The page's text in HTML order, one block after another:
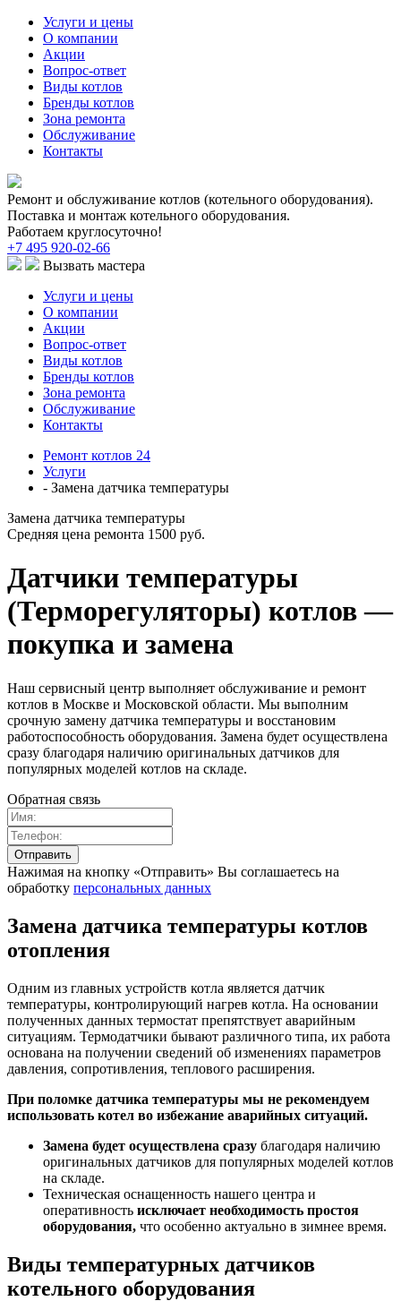
Услуги и цены
О компании
Акции
Вопрос-ответ
Виды котлов
Бренды котлов
Зона ремонта
Обслуживание
Контакты
Ремонт и обслуживание котлов (котельного оборудования).
Поставка и монтаж котельного оборудования.
Работаем круглосуточно!
+7 495 920-02-66
Вызвать мастера
Услуги и цены
О компании
Акции
Вопрос-ответ
Виды котлов
Бренды котлов
Зона ремонта
Обслуживание
Контакты
Ремонт котлов 24
Услуги
- Замена датчика температуры
Замена датчика температуры
Средняя цена ремонта 1500 руб.
Датчики температуры
(Терморегуляторы) котлов —
покупка и замена
Наш сервисный центр выполняет обслуживание и ремонт
котлов в Москве и Московской области. Мы выполним
срочную замену датчика температуры и восстановим
работоспособность оборудования. Замена будет осуществлена
сразу благодаря наличию оригинальных датчиков для
популярных моделей котлов на складе.
Обратная связь
Нажимая на кнопку «Отправить» Вы соглашаетесь на
обработку персональных данных
Замена датчика температуры котлов
отопления
Одним из главных устройств котла является датчик
температуры, контролирующий нагрев котла. На основании
полученных данных термостат препятствует аварийным
ситуациям. Термодатчики бывают различного типа, их работа
основана на получении сведений об изменениях параметров
давления, сопротивления, теплового расширения.
При поломке датчика температуры мы не рекомендуем
использовать котел во избежание аварийных ситуаций.
Замена будет осуществлена сразу благодаря наличию
оригинальных датчиков для популярных моделей котлов
на складе.
Техническая оснащенность нашего центра и
оперативность исключает необходимость простоя
оборудования, что особенно актуально в зимнее время.
Виды температурных датчиков
котельного оборудования